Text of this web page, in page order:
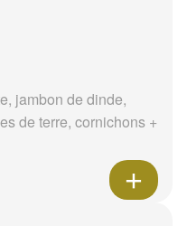
jambon de dinde,
de terre, cornichons +